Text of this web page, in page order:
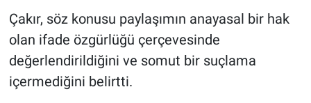
Çakır, söz konusu paylaşımın anayasal bir hak
olan ifade özgürlüğü çerçevesinde
değerlendirildiğini ve somut bir suçlama
içermediğini belirtti.